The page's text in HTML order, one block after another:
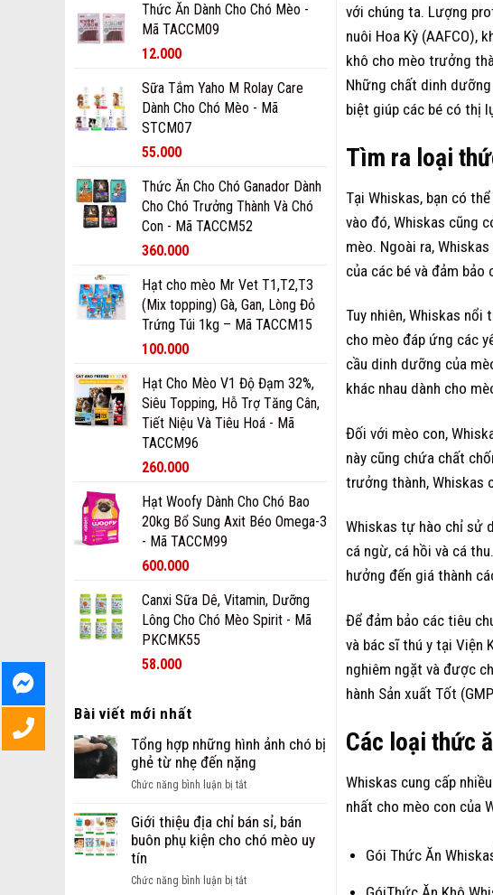
Thức Ăn Dành Cho Chó Mèo -
Mã TACCM09
12.000
Sữa Tắm Yaho M Rolay Care
Dành Cho Chó Mèo - Mã
STCM07
55.000
Thức Ăn Cho Chó Ganador Dành
Cho Chó Trưởng Thành Và Chó
Con - Mã TACCM52
360.000
Hạt cho mèo Mr Vet T1,T2,T3
(Mix topping) Gà, Gan, Lòng Đỏ
Trứng Túi 1kg – Mã TACCM15
100.000
Hạt Cho Mèo V1 Độ Đạm 32%,
Siêu Topping, Hỗ Trợ Tăng Cân,
Tiết Niệu Và Tiêu Hoá - Mã
TACCM96
260.000
Hạt Woofy Dành Cho Chó Bao
20kg Bổ Sung Axit Béo Omega-3
- Mã TACCM99
600.000
Canxi Sữa Dê, Vitamin, Dưỡng
Lông Cho Chó Mèo Spirit - Mã
PKCMK55
58.000
Bài viết mới nhất
Tổng hợp những hình ảnh chó bị
ghẻ từ nhẹ đến nặng
Chức năng bình luận bị tắtở
hợp
những
chó
Giới thiệu địa chỉ bán sỉ, bán
buôn phụ kiện cho chó mèo uy
tín
Chức năng bình luận bị tắtở
với chúng ta. Lượng
nuôi Hoa Kỳ (AAFCO),
khô cho mèo trưởng
Những chất dinh
biệt giúp các bé có thị
Tìm ra loại
Tại Whiskas, bạn có
vào đó, Whiskas cũng
mèo. Ngoài ra,
của các bé và đảm bảo
Tuy nhiên, Whiskas
cho mèo đáp ứng các
cầu dinh dưỡng của
khác nhau dành cho
Đối với mèo con,
này cũng chứa chất
trưởng thành, Whiskas
Whiskas tự hào chỉ sử
cá ngừ, cá hồi và cá
hưởng đến giá thành
Để đảm bảo các tiêu
và bác sĩ thú y tại Viện
nghiêm ngặt và được
hành Sản xuất Tốt
Các loại thức
Whiskas cung cấp
nhất cho mèo con của
Gói Thức Ăn